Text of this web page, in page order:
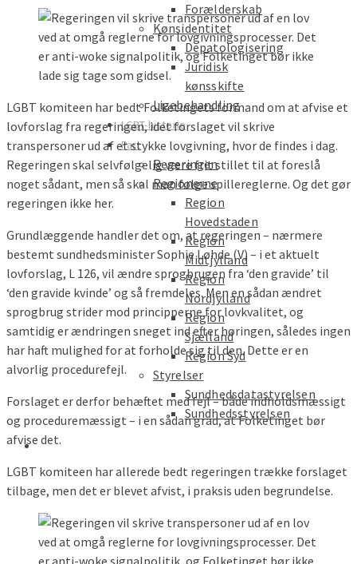
Forælderskab
Kønsidentitet
Depatologisering
Juridisk
kønsskifte
Ligebehandling
LGBT-historie
Part
Regeringen
Regionerne
Region
Hovedstaden
Region
Midtjylland
Region
Nordjylland
Region
Sjælland
Region Syd
Styrelser
Sundhedsdatastyrelsen
Sundhedsstyrelsen
LGBT komiteen har bedt Folketingets formand om at afvise et
lovforslag fra regeringen, idet forslaget vil skrive
transpersoner ud af et stykke lovgivning, hvor de findes i dag.
Regeringen skal selvfølgelig være frit stillet til at foreslå
noget sådant, men så skal man følge spillereglerne. Og det gør
regeringen ikke her.
Grundlæggende handler det om, at regeringen – nærmere
bestemt sundhedsminister Sophie Løhde (V) – i et aktuelt
lovforslag, L 126, vil ændre sprogbrugen fra ‘den gravide’ til
‘den gravide kvinde’ og så fremdeles. Men en sådan ændret
sprogbrug strider mod principperne for lovkvalitet, og
samtidig er ændringen sneget ind efter høringen, således ingen
har haft mulighed for at forholde sig til den. Dette er en
alvorlig procedurefejl.
Forslaget er derfor behæftet med fejl – både indholdsmæssigt
og proceduremæssigt – i en sådan grad, at Folketinget bør
afvise det.
LGBT komiteen har allerede bedt regeringen trække forslaget
tilbage, men det er blevet afvist, i praksis uden begrundelse.